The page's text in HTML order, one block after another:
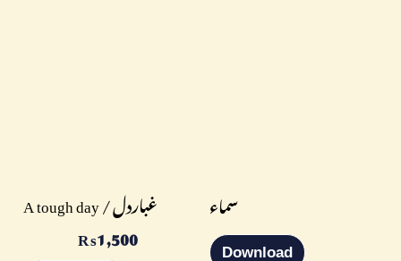
A tough day / غباردل
₨1,500
سماء
Download